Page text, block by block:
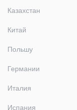
Казахстан
Китай
Польшу
Германии
Италия
Испания